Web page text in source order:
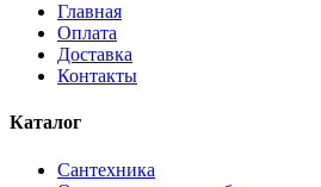
Главная
Оплата
Доставка
Контакты
Каталог
Сантехника